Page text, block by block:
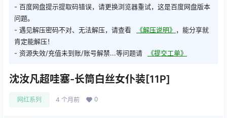
- 百度网盘提示提取码错误，请更换浏览器重试，这是百度网盘版本
问题。
- 遇见解压密码不对、无法解压，请查看
《解压说明》 ，能分享就
肯定能解压！
- 资源失效/充值未到账/账号解禁...等问题请
《提交工单》
沈汝凡超哇塞-长筒白丝女仆装[11P]
网红系列 4 个月前 0